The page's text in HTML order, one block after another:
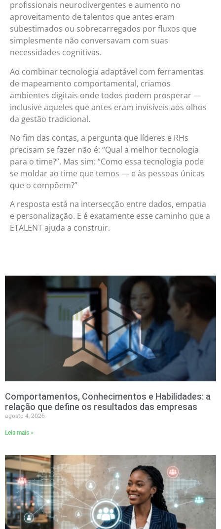
profissionais neurodivergentes e aumento no
aproveitamento de talentos que antes eram
subestimados ou sobrecarregados por fluxos que
simplesmente não conversavam com suas
necessidades cognitivas.
Ao combinar tecnologia adaptável com ferramentas
de mapeamento comportamental, criamos
ambientes digitais onde todos podem prosperar —
inclusive aqueles que antes eram invisíveis aos olhos
da gestão tradicional.
No fim das contas, a pergunta que líderes e RHs
precisam se fazer não é: “Qual a melhor tecnologia
para o time?”. Mas sim: “Como essa tecnologia pode
se moldar ao time que temos — e às pessoas únicas
que o compõem?”
A resposta está na intersecção entre dados, empatia
e personalização. E é exatamente esse caminho que a
ETALENT ajuda a construir.
Comportamentos, Conhecimentos e Habilidades: a
relação que define os resultados das empresas
agosto 4, 2026
Leia mais »